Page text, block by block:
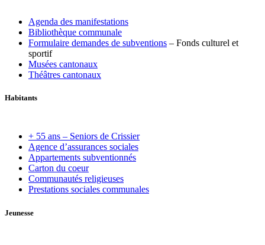
Agenda des manifestations
Bibliothèque communale
Formulaire demandes de subventions – Fonds culturel et
sportif
Musées cantonaux
Théâtres cantonaux
Habitants
+ 55 ans – Seniors de Crissier
Agence d’assurances sociales
Appartements subventionnés
Carton du coeur
Communautés religieuses
Prestations sociales communales
Jeunesse